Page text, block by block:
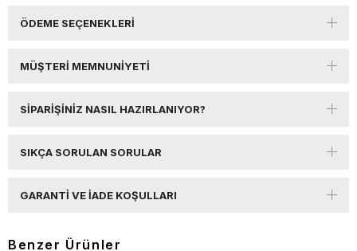
ÖDEME SEÇENEKLERI
MÜŞTERI MEMNUNIYETI
SIPARIŞINIZ NASIL HAZIRLANIYOR?
SIKÇA SORULAN SORULAR
GARANTI VE İADE KOŞULLARI
Benzer Ürünler